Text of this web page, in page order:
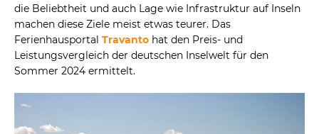
die Beliebtheit und auch Lage wie Infrastruktur auf Inseln
machen diese Ziele meist etwas teurer. Das
Ferienhausportal Travanto hat den Preis- und
Leistungsvergleich der deutschen Inselwelt für den
Sommer 2024 ermittelt.